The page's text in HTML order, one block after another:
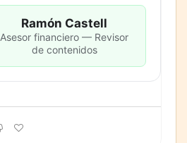
Ramón Castell
Asesor financiero — Revisor
de contenidos